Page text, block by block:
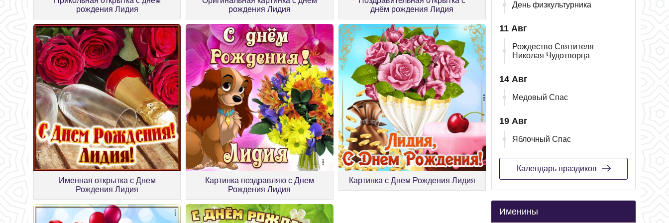
рождения Лидия
рождения Лидия
днём рождения Лидия
Именная открытка с Днем
Рождения Лидия
Картинка поздравляю с Днем
Рождения Лидия
Картинка с Днем Рождения Лидия
День физкультурника
11 Авг
Рождество Святителя
Николая Чудотворца
14 Авг
Медовый Спас
19 Авг
Яблочный Спас
Календарь праздиков
Именины